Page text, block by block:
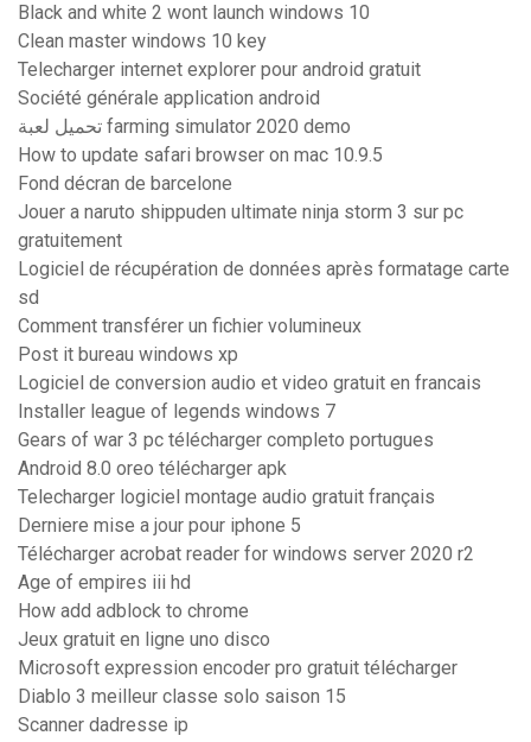
Black and white 2 wont launch windows 10
Clean master windows 10 key
Telecharger internet explorer pour android gratuit
Société générale application android
تحميل لعبة farming simulator 2020 demo
How to update safari browser on mac 10.9.5
Fond décran de barcelone
Jouer a naruto shippuden ultimate ninja storm 3 sur pc
gratuitement
Logiciel de récupération de données après formatage carte
sd
Comment transférer un fichier volumineux
Post it bureau windows xp
Logiciel de conversion audio et video gratuit en francais
Installer league of legends windows 7
Gears of war 3 pc télécharger completo portugues
Android 8.0 oreo télécharger apk
Telecharger logiciel montage audio gratuit français
Derniere mise a jour pour iphone 5
Télécharger acrobat reader for windows server 2020 r2
Age of empires iii hd
How add adblock to chrome
Jeux gratuit en ligne uno disco
Microsoft expression encoder pro gratuit télécharger
Diablo 3 meilleur classe solo saison 15
Scanner dadresse ip